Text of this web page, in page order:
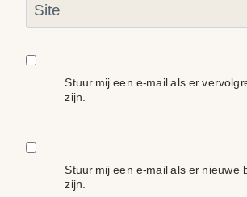
Site
Stuur mij een e-mail als er
zijn.
Stuur mij een e-mail als er nieuwe
zijn.